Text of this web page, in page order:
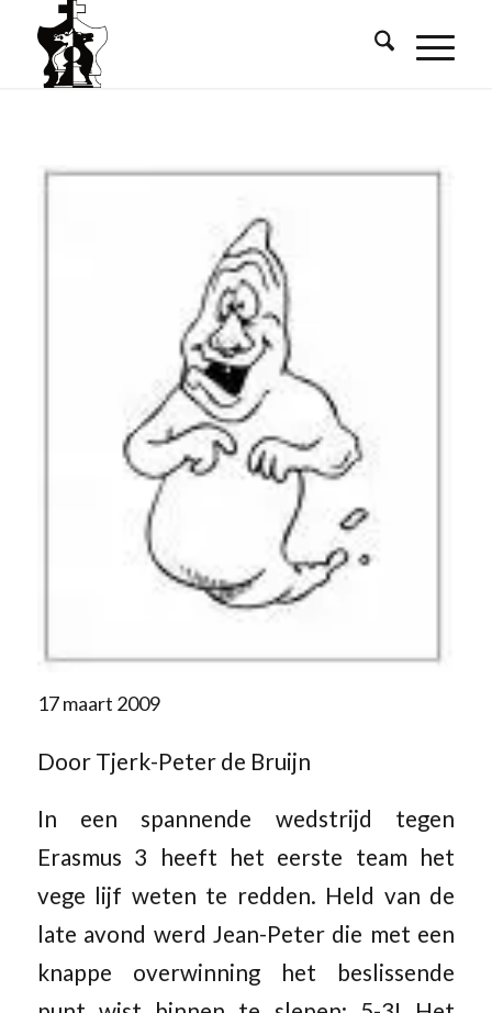
17 maart 2009
Door Tjerk-Peter de Bruijn
In een spannende wedstrijd tegen
Erasmus 3 heeft het eerste team het
vege lijf weten te redden. Held van de
late avond werd Jean-Peter die met een
knappe overwinning het beslissende